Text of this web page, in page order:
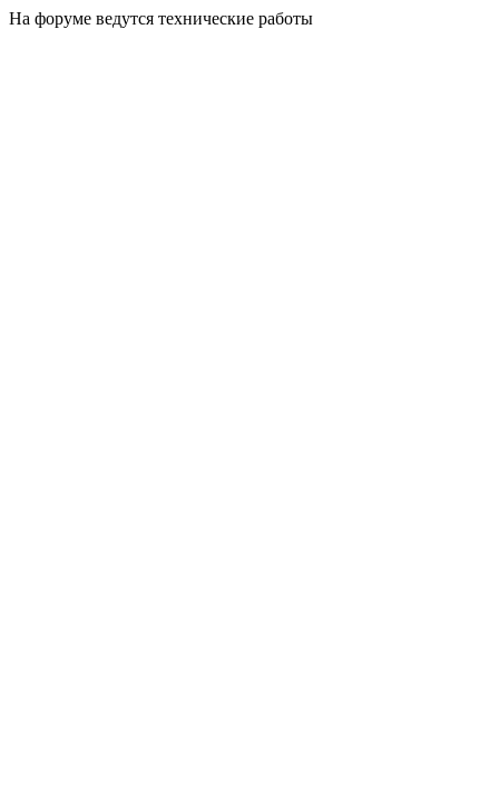
На форуме ведутся технические работы